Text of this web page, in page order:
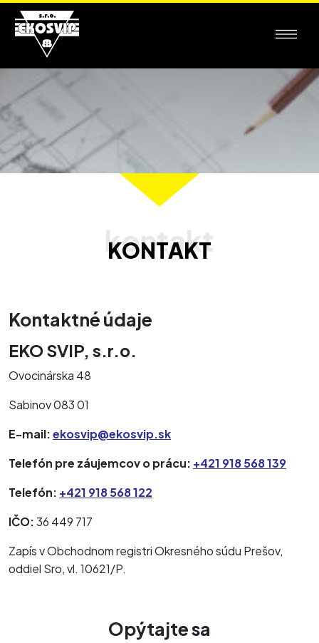
KONTAKT
Kontaktné údaje
EKO SVIP, s.r.o.
Ovocinárska 48
Sabinov 083 01
E-mail:ekosvip@ekosvip.sk
Telefón pre záujemcov o prácu: +421 918 568 139
Telefón: +421 918 568 122
IČO:36 449 717
Zapís v Obchodnom registri Okresného súdu Prešov,
oddiel Sro, vl. 10621/P.
Opýtajte sa